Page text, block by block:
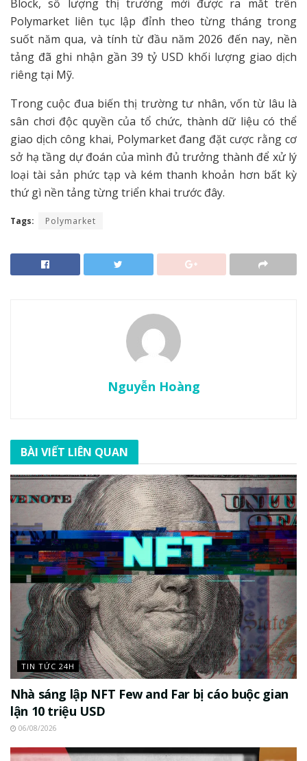
Block, số lượng thị trường mới được ra mắt trên
Polymarket liên tục lập đỉnh theo từng tháng trong
suốt năm qua, và tính từ đầu năm 2026 đến nay, nền
tảng đã ghi nhận gần 39 tỷ USD khối lượng giao dịch
riêng tại Mỹ.
Trong cuộc đua biến thị trường tư nhân, vốn từ lâu là
sân chơi độc quyền của tổ chức, thành dữ liệu có thể
giao dịch công khai, Polymarket đang đặt cược rằng cơ
sở hạ tầng dự đoán của mình đủ trưởng thành để xử lý
loại tài sản phức tạp và kém thanh khoản hơn bất kỳ
thứ gì nền tảng từng triển khai trước đây.
Tags: Polymarket
Nguyễn Hoàng
BÀI VIẾT LIÊN QUAN
TIN TỨC 24H
Nhà sáng lập NFT Few and Far bị cáo buộc gian
lận 10 triệu USD
06/08/2026